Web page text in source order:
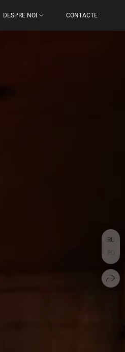
DESPRE NOI CONTACTE
RU
RO